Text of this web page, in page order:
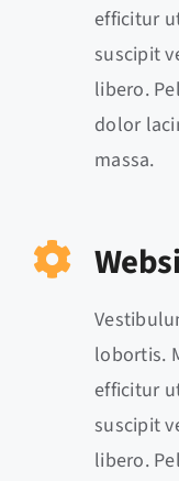
efficitur
suscipit
libero.
dolor
massa.
lobortis.
efficitur
suscipit
libero.